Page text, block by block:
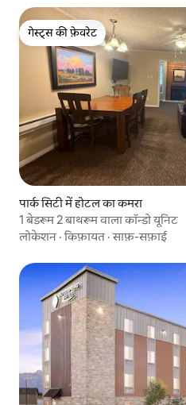
गेस्ट्स की फ़ेवरेट
गेस्ट्स की फ़ेवरेट
पार्क सिटी में होटल का कमरा
1 बेडरूम 2 बाथरूम वाला कॉन्डो यूनिट
लोकेशन ·किफ़ायत ·साफ़-सफ़ाई